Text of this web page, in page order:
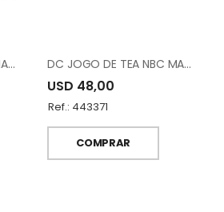
DC JOGO DE TEA NBC MA010012-DS22A032-S6 DC JOGO DE TEA NBC MA010012-DS18A189G-S6
USD 48,00
Ref.: 443371
COMPRAR